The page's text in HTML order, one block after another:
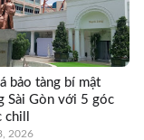
bảo tàng bí mật
Sài Gòn với 5 góc
2026